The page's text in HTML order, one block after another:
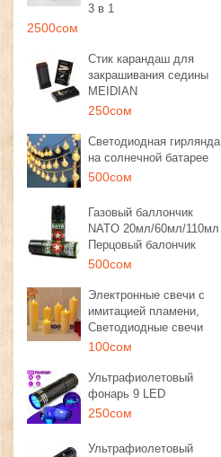
3 в 1
2500сом
Стик карандаш для
закрашивания седины
MEIDIAN
250сом
Светодиодная гирлянда
на солнечной батарее
500сом
Газовый баллончик
NATO 20мл/60мл/110мл
Перцовый балончик
500сом
Электронные свечи с
имитацией пламени,
Светодиодные свечи
100сом
Ультрафиолетовый
фонарь 9 LED
250сом
Ультрафиолетовый